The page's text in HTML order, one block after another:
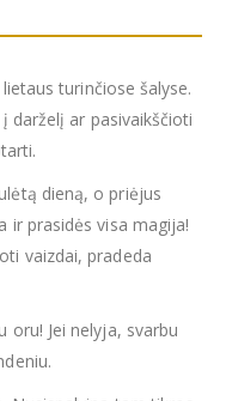
turinčiose šalyse.
darželį ar pasivaikščioti
dieną, o priėjus
ir prasidės visa magija!
vaizdai, pradeda
Jei nelyja, svarbu